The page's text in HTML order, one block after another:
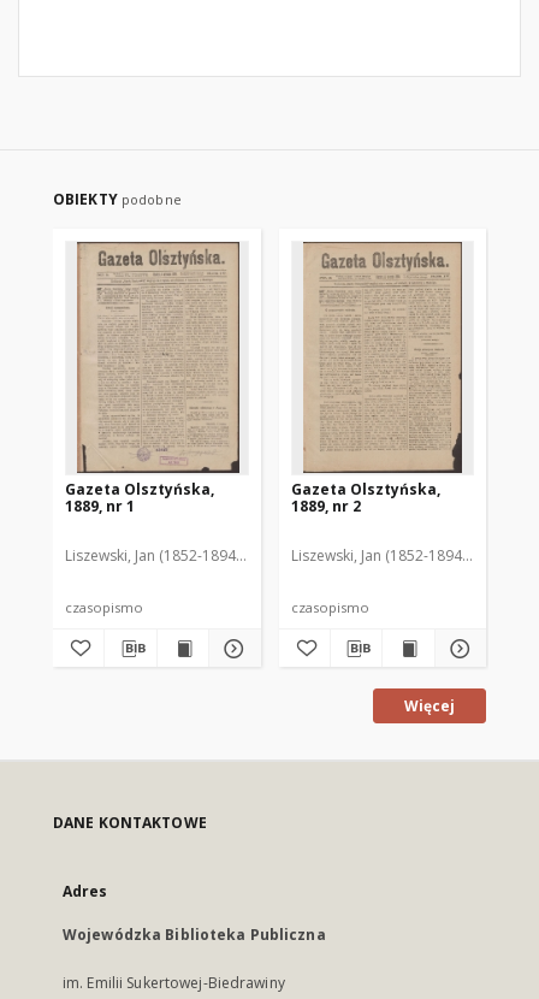
OBIEKTY podobne
Gazeta Olsztyńska,
1889, nr 1
Liszewski, Jan (1852-1894). Red.
czasopismo
Gazeta Olsztyńska,
1889, nr 2
Liszewski, Jan (1852-1894). Red.
czasopismo
Więcej
DANE KONTAKTOWE
Adres
Wojewódzka Biblioteka Publiczna
im. Emilii Sukertowej-Biedrawiny